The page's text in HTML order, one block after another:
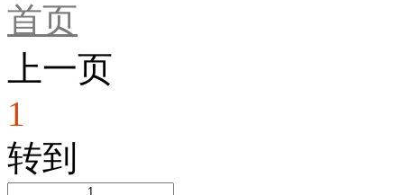
首页
上一页
1
转到